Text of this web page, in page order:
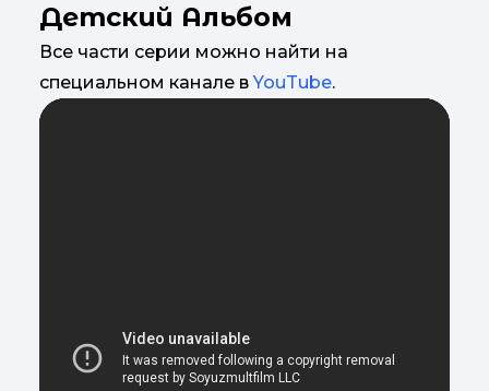
Детский Альбом
Все части серии можно найти на
специальном канале вYouTube.